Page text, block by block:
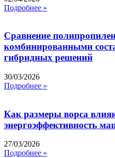
Подробнее »
Сравнение
комбинированными
гибридных решений
30/03/2026
Подробнее »
Как размеры ворса
энергоэффективность
27/03/2026
Подробнее »